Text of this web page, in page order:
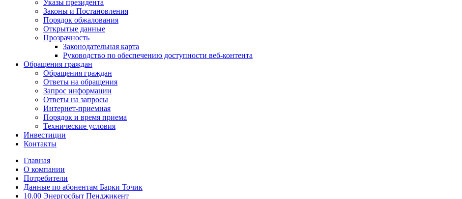
Указы президента
Законы и Постановления
Порядок обжалования
Открытые данные
Прозрачность
Законодательная карта
Руководство по обеспечению доступности веб-контента
Обращения граждан
Обращения граждан
Ответы на обращения
Запрос информации
Ответы на запросы
Интернет-приемная
Порядок и время приема
Технические условия
Инвестиции
Контакты
Главная
О компании
Потребители
Данные по абонентам Барки Точик
10.00 Энергосбыт Пенджикент